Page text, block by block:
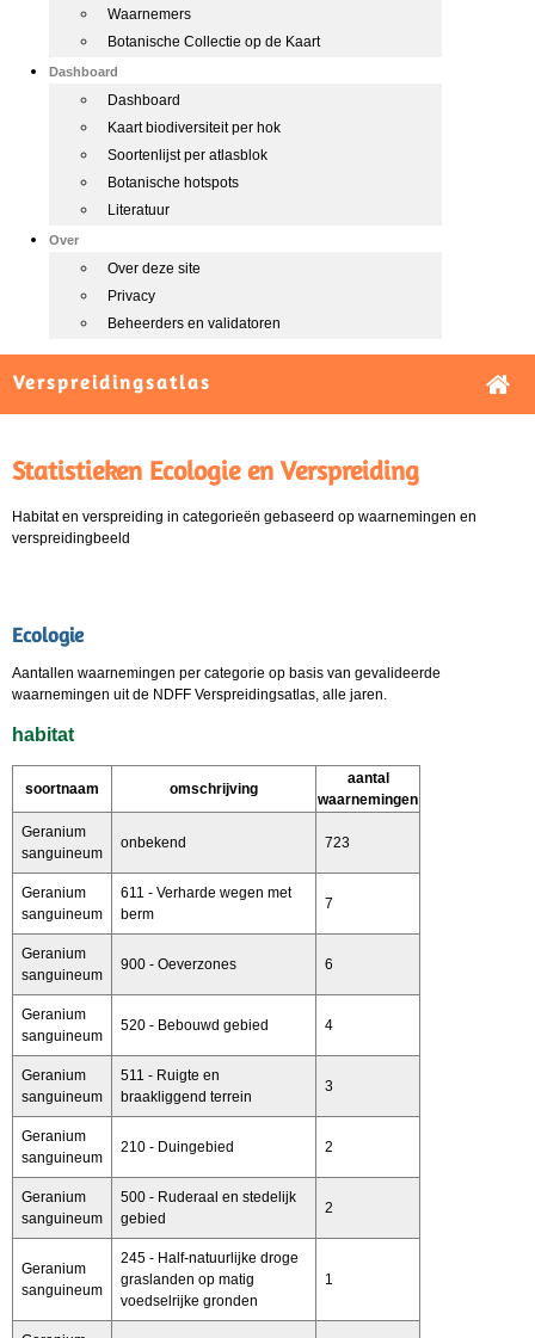
Waarnemers
Botanische Collectie op de Kaart
Dashboard
Dashboard
Kaart biodiversiteit per hok
Soortenlijst per atlasblok
Botanische hotspots
Literatuur
Over
Over deze site
Privacy
Beheerders en validatoren
Verspreidingsatlas
Statistieken Ecologie en Verspreiding
Habitat en verspreiding in categorieën gebaseerd op waarnemingen en
verspreidingbeeld
Ecologie
Aantallen waarnemingen per categorie op basis van gevalideerde
waarnemingen uit de NDFF Verspreidingsatlas, alle jaren.
habitat
soortnaam omschrijving
aantal
waarnemingen
Geranium
sanguineum
onbekend 723
Geranium
sanguineum
611 - Verharde wegen met
berm
7
Geranium
sanguineum
900 - Oeverzones 6
Geranium
sanguineum
520 - Bebouwd gebied 4
Geranium
sanguineum
511 - Ruigte en
braakliggend terrein
3
Geranium
sanguineum
210 - Duingebied 2
Geranium
sanguineum
500 - Ruderaal en stedelijk
gebied
2
Geranium
sanguineum
245 - Half-natuurlijke droge
graslanden op matig
voedselrijke gronden
1